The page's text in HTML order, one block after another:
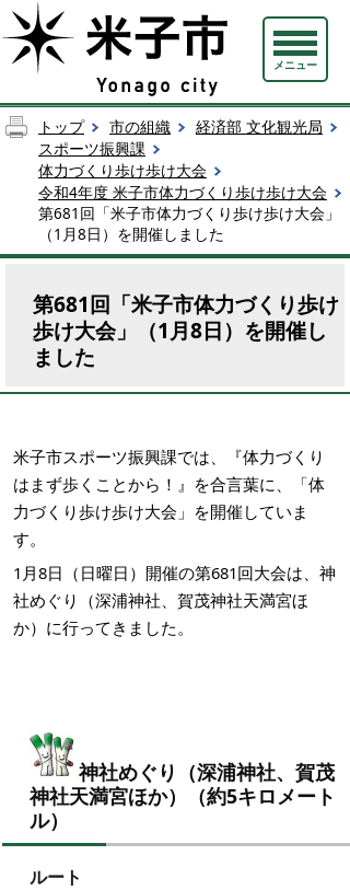
メニュー
トップ 市の組織
経済部 文化観光局
スポーツ振興課
体力づくり歩け歩け大会
令和4年度 米子市体力づくり歩け歩け大会
第681回「米子市体力づくり歩け歩け大会」
（1月8日）を開催しました
第681回「米子市体力づくり歩け
歩け大会」（1月8日）を開催し
ました
米子市スポーツ振興課では、『体力づくり
はまず歩くことから！』を合言葉に、「体
力づくり歩け歩け大会」を開催していま
す。
1月8日（日曜日）開催の第681回大会は、神
社めぐり（深浦神社、賀茂神社天満宮ほ
か）に行ってきました。
神社めぐり（深浦神社、賀茂
神社天満宮ほか）（約5キロメート
ル）
ルート